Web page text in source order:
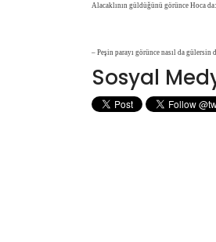
Alacaklının güldüğünü görünce Hoca da:
– Peşin parayı görünce nasıl da gülersin
Sosyal